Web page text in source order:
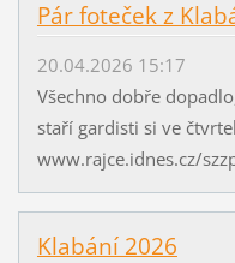
Pár foteček z
20.04.2026 15:17
Všechno dobře
staří gardisti si ve
www.rajce.idnes.cz/
Klabání 2026